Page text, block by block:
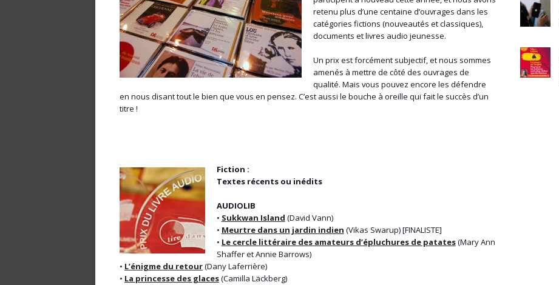
retenu plus d’une centaine d’ouvrages dans les
catégories fictions (nouveautés et classiques),
documents et livres audio jeunesse.
Un prix est forcément subjectif, et nous sommes
amenés à mettre de côté des ouvrages de
qualité. Mais vous pouvez encore les défendre
en nous disant tout le bien que vous en pensez. C’est aussi le bouche à oreille qui fait le succès d’un
titre !
Fiction :
Textes récents ou inédits
AUDIOLIB
• Sukkwan Island (David Vann)
• Meurtre dans un jardin indien (Vikas Swarup) [FINALISTE]
• Le cercle littéraire des amateurs d’épluchures de patates(Mary Ann
Shaffer et Annie Barrows)
• L’énigme du retour(Dany Laferrière)
• La princesse des glaces(Camilla Läckberg)